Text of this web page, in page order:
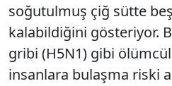
soğutulmuş çiğ sütte
kalabildiğini gösteriyor.
gribi (H5N1) gibi
insanlara bulaşma riski